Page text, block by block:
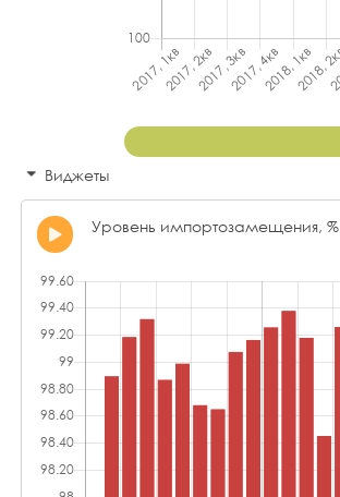
Виджеты
Уровень импортозамещения, %